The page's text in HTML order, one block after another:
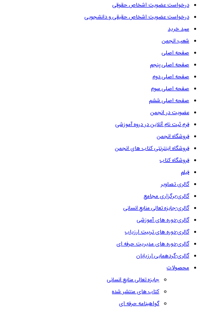
درخواست عضویت اشخاص حقوقی
درخواست عضویت اشخاص حقیقی و دانشجویی
سبد خرید
شعب انجمن
صفحه اصلی
صفحه اصلی پنجم
صفحه اصلی دوم
صفحه اصلی سوم
صفحه اصلی ششم
عضویت در انجمن
فرم ثبت نام آنلاین در دروه آموزشی
فروشگاه انجمن
فروشگاه اینترنتی کتاب های انجمن
فروشگاه کتاب
فیلم
گالری تصاویر
گالری-برگزاری مجامع
گالری-جایزه تعالی منابع انسانی
گالری-دوره های آموزشی
گالری-دوره های تربیت ارزیاب
گالری-دوره های مدیریت حرفه ای
گالری-گردهمایی ارزیابان
محصولات
جایزه تعالی منابع انسانی
کتاب های منتشر شده
گواهینامه حرفه ای